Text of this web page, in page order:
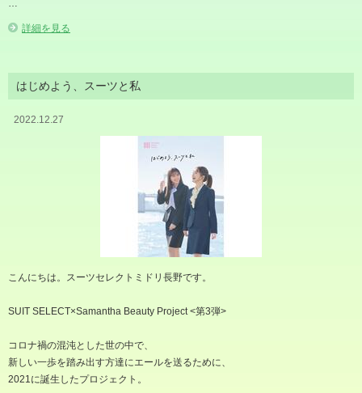
詳細を見る
はじめよう、スーツと私
2022.12.27
こんにちは。スーツセレクトミドリ長野です。
SUIT SELECT×Samantha Beauty Project <第3弾>
コロナ禍の混沌とした世の中で、
新しい一歩を踏み出す方達にエールを送るために、
2021に誕生したプロジェクト。